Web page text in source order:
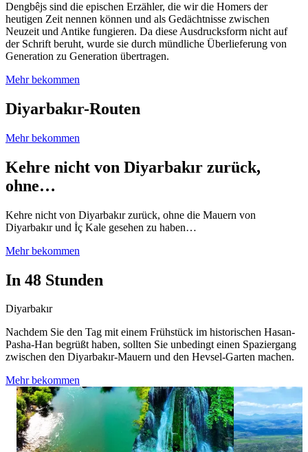
Dengbêjs sind die epischen Erzähler, die wir die Homers der
heutigen Zeit nennen können und als Gedächtnisse zwischen
Neuzeit und Antike fungieren. Da diese Ausdrucksform nicht auf
der Schrift beruht, wurde sie durch mündliche Überlieferung von
Generation zu Generation übertragen.
Mehr bekommen
Diyarbakır-Routen
Mehr bekommen
Kehre nicht von Diyarbakır zurück,
ohne…
Kehre nicht von Diyarbakır zurück, ohne die Mauern von
Diyarbakır und İç Kale gesehen zu haben…
Mehr bekommen
In 48 Stunden
Diyarbakır
Nachdem Sie den Tag mit einem Frühstück im historischen Hasan-
Pasha-Han begrüßt haben, sollten Sie unbedingt einen Spaziergang
zwischen den Diyarbakır-Mauern und den Hevsel-Garten machen.
Mehr bekommen
12
0
25
0